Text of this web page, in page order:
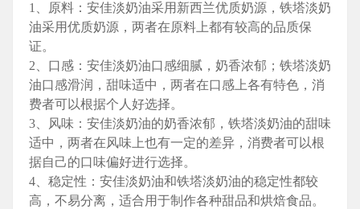
1、原料：安佳淡奶油采用新西兰优质奶源，铁塔淡奶
油采用优质奶源，两者在原料上都有较高的品质保
证。
2、口感：安佳淡奶油口感细腻，奶香浓郁；铁塔淡奶
油口感滑润，甜味适中，两者在口感上各有特色，消
费者可以根据个人好选择。
3、风味：安佳淡奶油的奶香浓郁，铁塔淡奶油的甜味
适中，两者在风味上也有一定的差异，消费者可以根
据自己的口味偏好进行选择。
4、稳定性：安佳淡奶油和铁塔淡奶油的稳定性都较
高，不易分离，适合用于制作各种甜品和烘焙食品。